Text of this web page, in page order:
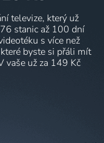
televize, který už
stanic až 100 dní
s více než
byste si přáli mít
vaše už za 149 Kč